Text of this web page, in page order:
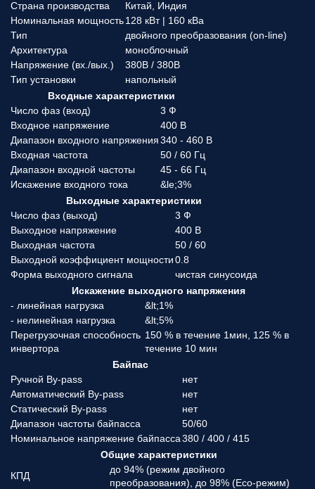
Страна производства
Китай, Индия
Номинальная мощность128 кВт | 160 кВа
Тип
двойного преобразования (on-line)
Архитектура
моноблочный
Напряжение (вx./вых.)
380В / 380В
Тип установки
напольный
Входные характеристики
Число фаз (вход)
3 Ф
Входное напряжение
400 В
Диапазон входного напряжения340 - 460 В
Входная частота
50 / 60 Гц
Диапазон входной частоты
45 - 66 Гц
Искажение входного тока
&le;3%
Выходные характеристики
Число фаз (выход)
3 Ф
Выходное напряжение
400 В
Выходная частота
50 / 60
Выходной коэффициент мощности0.8
Форма выходного сигнала
чистая синусоида
Искажение выходного напряжения
- линейная нагрузка
&lt;1%
- нелинейная нагрузка
&lt;5%
Перегрузочная способность
инвертора
150 % в течение 1мин, 125 % в
течение 10 мин
Байпас
Ручной By-pass
нет
Автоматический By-pass
нет
Статический By-pass
нет
Диапазон частоты байпасса
50/60
Номинальное напряжение байпасса380 / 400 / 415
Общие характеристики
КПД
до 94% (режим двойного
преобразования), до 98% (Eco-режим)